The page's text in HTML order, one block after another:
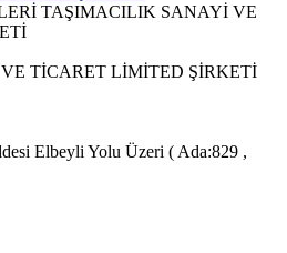
TAŞIMACILIK SANAYİ VE
TİCARET LİMİTED ŞİRKETİ
Elbeyli Yolu Üzeri ( Ada:829 ,